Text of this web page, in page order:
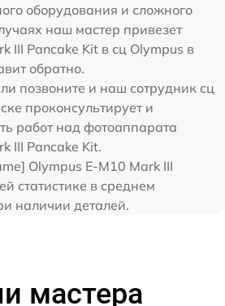
оборудования и сложного
наш мастер привезет
III Pancake Kit в сц Olympus в
обратно.
позвоните и наш сотрудник сц
проконсультирует и
работ над фотоаппарата
III Pancake Kit.
Olympus E-M10 Mark III
статистике в среднем
наличии деталей.
мастера